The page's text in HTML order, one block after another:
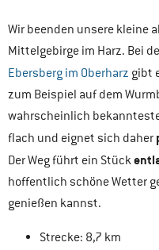
Wir beenden unsere kleine
Mittelgebirge im Harz. Bei
Ebersberg im Oberharz gibt
zum Beispiel auf dem
wahrscheinlich
flach und eignet sich daher
Der Weg führt ein Stück
hoffentlich schöne Wetter
genießen kannst.
Strecke: 8,7 km